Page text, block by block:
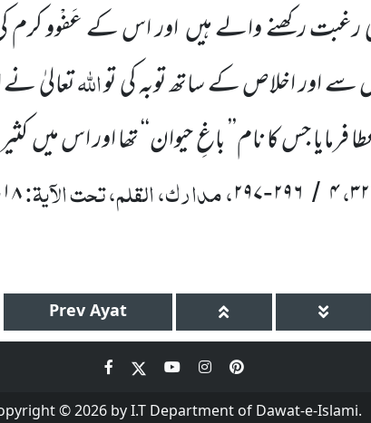
رکھنے والے ہیںاور اس کے عَفْوو کرم
اور اخلاص کے ساتھ توبہ کی تواللّٰہتعالیٰ
جس کا نام’’ باغِ حیوان‘‘ تھا اور اس میں
۳۲،۴ / ۲۹۶-۲۹۷، مدارک، القلم، تحت الآیۃ:۱۸
Prev Ayat
© 2026 by I.T Department of Dawat-e-Islami.